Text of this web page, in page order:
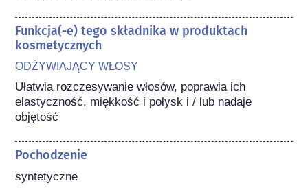
Funkcja(-e) tego składnika w produktach
kosmetycznych
ODŻYWIAJĄCY WŁOSY
Ułatwia rozczesywanie włosów, poprawia ich
elastyczność, miękkość i połysk i / lub nadaje
objętość
Pochodzenie
syntetyczne